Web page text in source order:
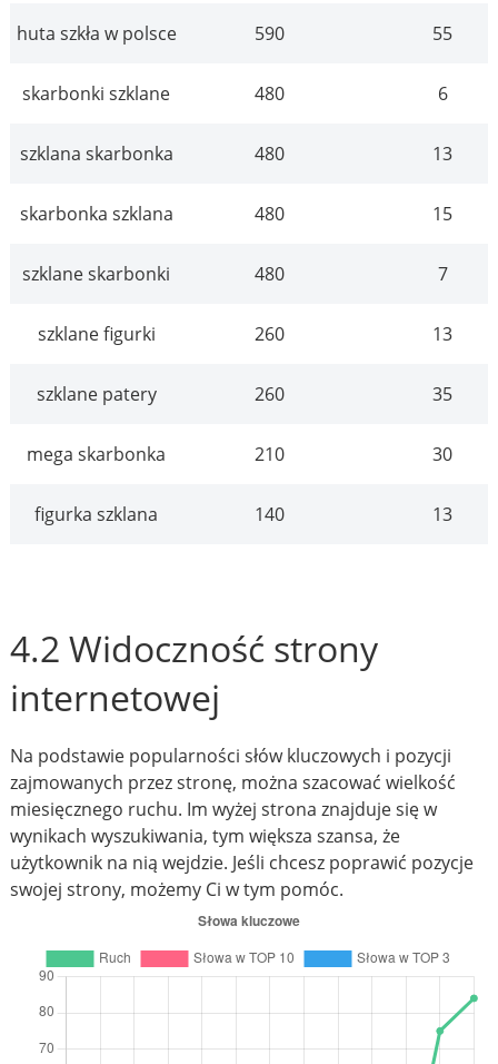
huta szkła w polsce 590 55
skarbonki szklane 480 6
szklana skarbonka 480 13
skarbonka szklana 480 15
szklane skarbonki 480 7
szklane figurki 260 13
szklane patery 260 35
mega skarbonka 210 30
figurka szklana 140 13
4.2 Widoczność strony
internetowej
Na podstawie popularności słów kluczowych i pozycji
zajmowanych przez stronę, można szacować wielkość
miesięcznego ruchu. Im wyżej strona znajduje się w
wynikach wyszukiwania, tym większa szansa, że
użytkownik na nią wejdzie. Jeśli chcesz poprawić pozycje
swojej strony, możemy Ci w tym pomóc.